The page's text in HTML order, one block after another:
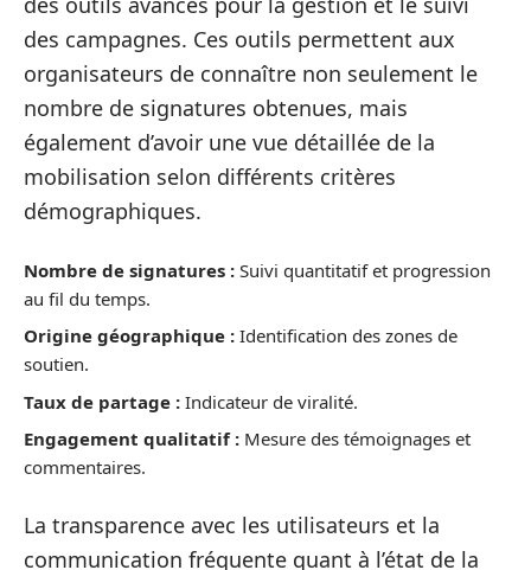
des campagnes. Ces outils permettent aux
organisateurs de connaître non seulement le
nombre de signatures obtenues, mais
également d’avoir une vue détaillée de la
mobilisation selon différents critères
démographiques.
Nombre de signatures : Suivi quantitatif et progression
au fil du temps.
Origine géographique : Identification des zones de
soutien.
Taux de partage : Indicateur de viralité.
Engagement qualitatif : Mesure des témoignages et
commentaires.
La transparence avec les utilisateurs et la
communication fréquente quant à l’état de la